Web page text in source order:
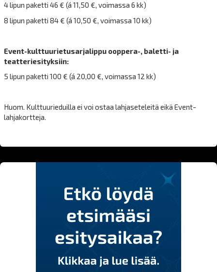
4 lipun paketti 46 € (á 11,50 €, voimassa 6 kk)
8 lipun paketti 84 € (á 10,50 €, voimassa 10 kk)
Event-kulttuurietusarjalippu ooppera-, baletti- ja
teatteriesityksiin:
5 lipun paketti 100 € (á 20,00 €, voimassa 12 kk)
Huom. Kulttuurieduilla ei voi ostaa lahjaseteleitä eikä Event-
lahjakortteja.